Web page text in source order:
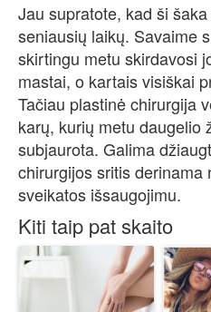
Jau supratote, kad ši
seniausių laikų. Savaime
skirtingu metu skirdavosi
mastai, o kartais visiškai
Tačiau plastinė chirurgija
karų, kurių metu daugelio
subjaurota. Galima
chirurgijos sritis derinama
sveikatos išsaugojimu.
Kiti taip pat skaito